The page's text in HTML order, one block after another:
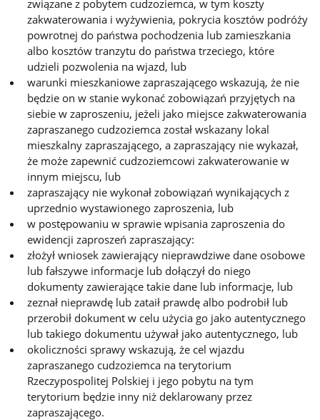
związane z pobytem cudzoziemca, w tym koszty
zakwaterowania i wyżywienia, pokrycia kosztów podróży
powrotnej do państwa pochodzenia lub zamieszkania
albo kosztów tranzytu do państwa trzeciego, które
udzieli pozwolenia na wjazd, lub
warunki mieszkaniowe zapraszającego wskazują, że nie
będzie on w stanie wykonać zobowiązań przyjętych na
siebie w zaproszeniu, jeżeli jako miejsce zakwaterowania
zapraszanego cudzoziemca został wskazany lokal
mieszkalny zapraszającego, a zapraszający nie wykazał,
że może zapewnić cudzoziemcowi zakwaterowanie w
innym miejscu, lub
zapraszający nie wykonał zobowiązań wynikających z
uprzednio wystawionego zaproszenia, lub
w postępowaniu w sprawie wpisania zaproszenia do
ewidencji zaproszeń zapraszający:
złożył wniosek zawierający nieprawdziwe dane osobowe
lub fałszywe informacje lub dołączył do niego
dokumenty zawierające takie dane lub informacje, lub
zeznał nieprawdę lub zataił prawdę albo podrobił lub
przerobił dokument w celu użycia go jako autentycznego
lub takiego dokumentu używał jako autentycznego, lub
okoliczności sprawy wskazują, że cel wjazdu
zapraszanego cudzoziemca na terytorium
Rzeczypospolitej Polskiej i jego pobytu na tym
terytorium będzie inny niż deklarowany przez
zapraszającego.